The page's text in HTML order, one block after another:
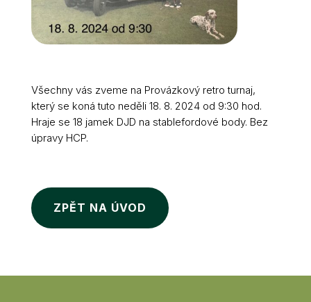
Všechny vás zveme na Provázkový retro turnaj,
který se koná tuto neděli 18. 8. 2024 od 9:30 hod.
Hraje se 18 jamek DJD na stablefordové body. Bez
úpravy HCP.
ZPĚT NA ÚVOD